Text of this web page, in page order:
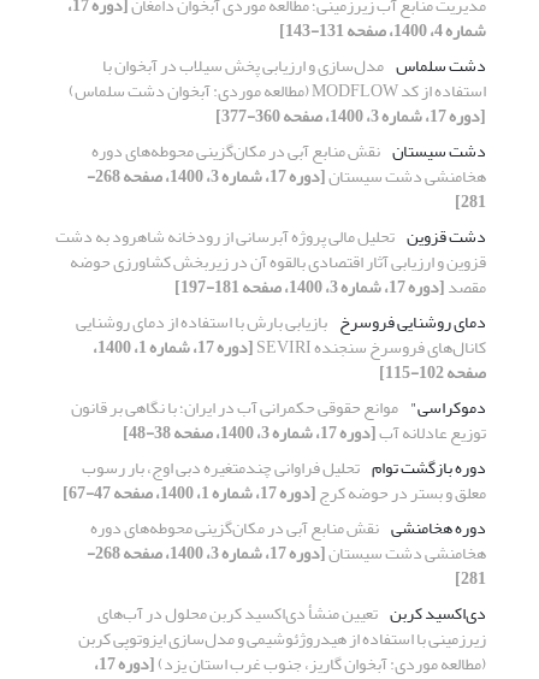
شماره 4، 1400، صفحه 131-143]
دشت سلماس مدل‌سازی و ارزیابی پخش سیلاب در آبخوان با
استفاده از کد MODFLOW (مطالعه موردی: آبخوان دشت سلماس)
[دوره 17، شماره 3، 1400، صفحه 360-377]
دشت سیستان نقش منابع آبی در مکان‌گزینی محوطه‌های دور‌ه
هخامنشی دشت سیستان [دوره 17، شماره 3، 1400، صفحه 268-
281]
دشت قزوین تحلیل مالی پروژه آبرسانی از رودخانه شاهرود به دشت
قزوین و ارزیابی آثار اقتصادی بالقوه آن در زیربخش کشاورزی حوضه
مقصد[دوره 17، شماره 3، 1400، صفحه 181-197]
دمای روشنایی فروسرخ بازیابی بارش با استفاده از دمای روشنایی
کانال‌های فروسرخ سنجنده SEVIRI [دوره 17، شماره 1، 1400،
صفحه 102-115]
دموکراسی" موانع حقوقی حکمرانی آب در ایران؛ با نگاهی بر قانون
توزیع عادلانه آب[دوره 17، شماره 3، 1400، صفحه 38-48]
دوره بازگشت توام تحلیل فراوانی چندمتغیره دبی اوج، بار رسوب
معلق و بستر در حوضه کرج[دوره 17، شماره 1، 1400، صفحه 47-67]
دوره هخامنشی نقش منابع آبی در مکان‌گزینی محوطه‌های دور‌ه
هخامنشی دشت سیستان [دوره 17، شماره 3، 1400، صفحه 268-
281]
دی‌اکسید کربن تعیین منشأ دی‌اکسید کربن محلول در آب‌های
زیرزمینی با استفاده از هیدروژئوشیمی و مدل‌سازی ایزوتوپی کربن
(مطالعه موردی: آبخوان گاریز، جنوب غرب استان یزد) [دوره 17،